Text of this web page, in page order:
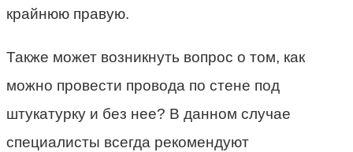
крайнюю правую.
Также может возникнуть вопрос о том, как
можно провести провода по стене под
штукатурку и без нее? В данном случае
специалисты всегда рекомендуют